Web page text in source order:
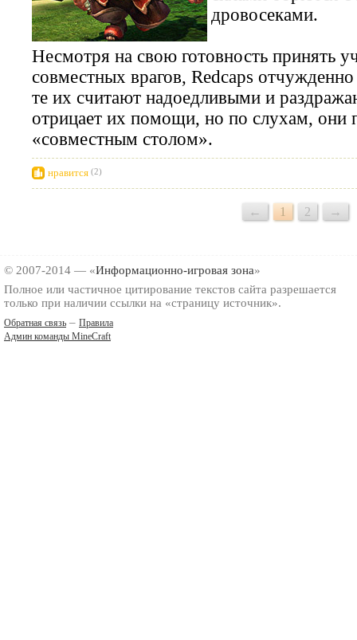
дровосеками.
Несмотря на свою готовность принять
совместных врагов, Redcaps
те их считают надоедливыми и
отрицает их помощи, но по слухам, они
«совместным столом».
нравится (2)
← 1 2 →
© 2007-2014 — «Информационно-игровая зона»
Полное или частичное цитирование текстов сайта разрешается
только при наличии ссылки на «страницу источник».
Обратная связь – Правила
Админ команды MineCraft